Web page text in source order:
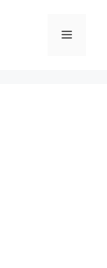
Menu